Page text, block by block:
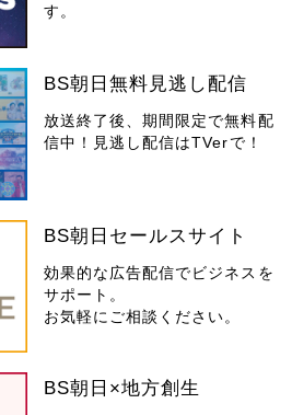
す。
BS朝日無料見逃し配信
放送終了後、期間限定で無料配
信中！見逃し配信はTVerで！
BS朝日セールスサイト
効果的な広告配信でビジネスを
サポート。
お気軽にご相談ください。
BS朝日×地方創生